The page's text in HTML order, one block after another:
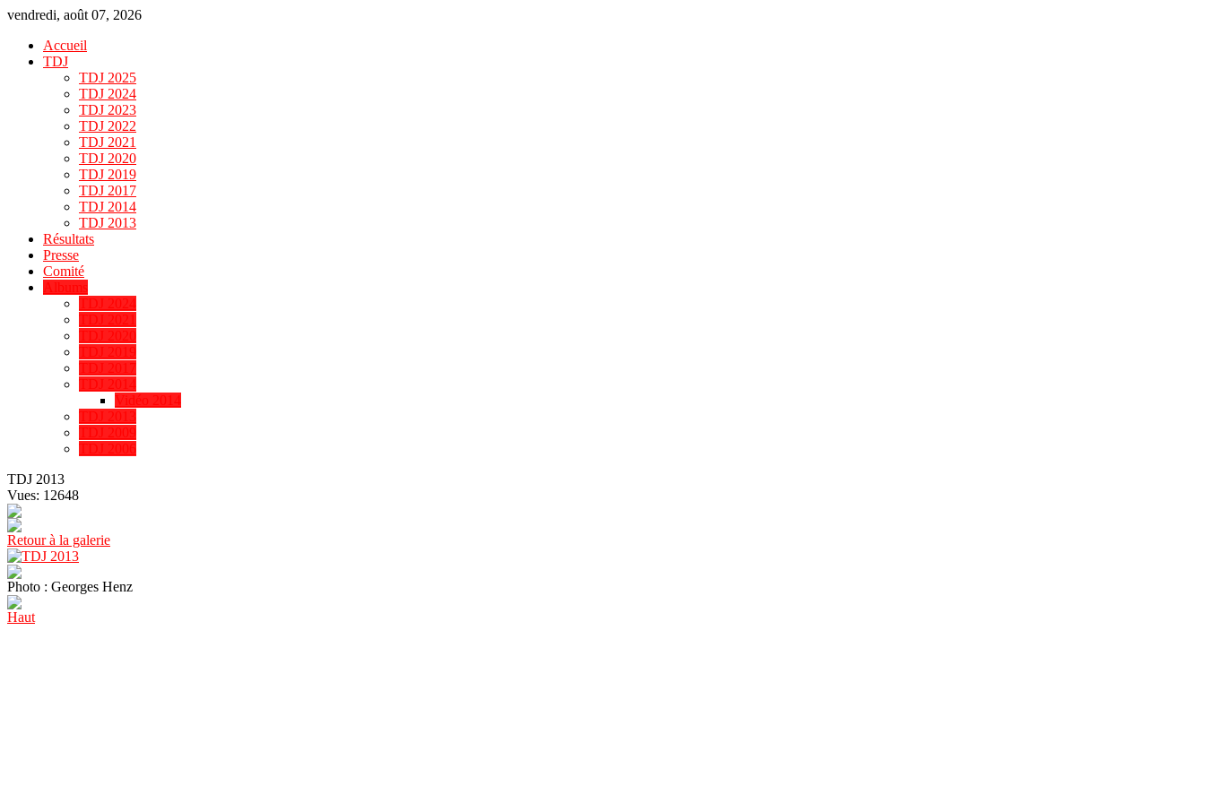
vendredi, août 07, 2026
Accueil
TDJ
TDJ 2025
TDJ 2024
TDJ 2023
TDJ 2022
TDJ 2021
TDJ 2020
TDJ 2019
TDJ 2017
TDJ 2014
TDJ 2013
Résultats
Presse
Comité
Albums
TDJ 2024
TDJ 2021
TDJ 2020
TDJ 2019
TDJ 2017
TDJ 2014
Vidéo 2014
TDJ 2013
TDJ 2009
TDJ 2006
TDJ 2013
Vues: 12648
Retour à la galerie
Photo : Georges Henz
Haut